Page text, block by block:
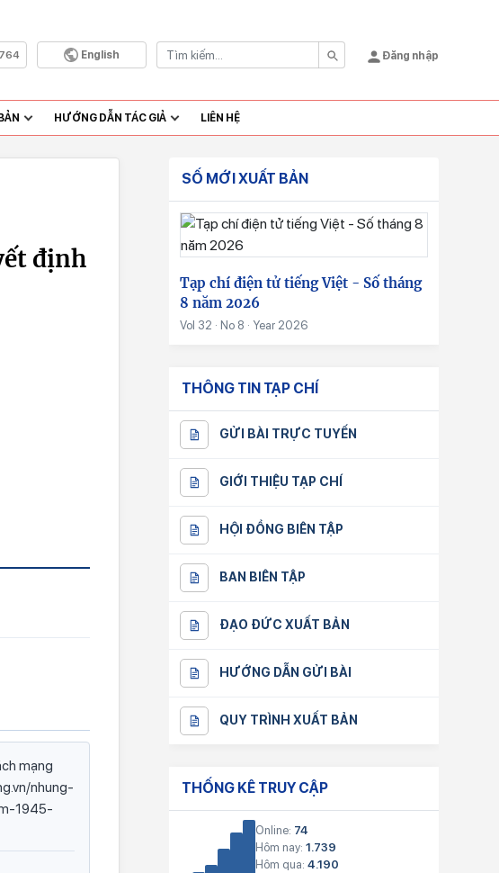
English Đăng nhập
HƯỚNG DẪN TÁC GIẢ LIÊN HỆ
định
mạng
nhung-
1945-
SỐ MỚI XUẤT BẢN
Tạp chí điện tử tiếng Việt - Số tháng
8 năm 2026
Vol 32 · No 8 · Year 2026
THÔNG TIN TẠP CHÍ
GỬI BÀI TRỰC TUYẾN
GIỚI THIỆU TẠP CHÍ
HỘI ĐỒNG BIÊN TẬP
BAN BIÊN TẬP
ĐẠO ĐỨC XUẤT BẢN
HƯỚNG DẪN GỬI BÀI
QUY TRÌNH XUẤT BẢN
THỐNG KÊ TRUY CẬP
Online: 74
Hôm nay: 1.739
Hôm qua: 4.190